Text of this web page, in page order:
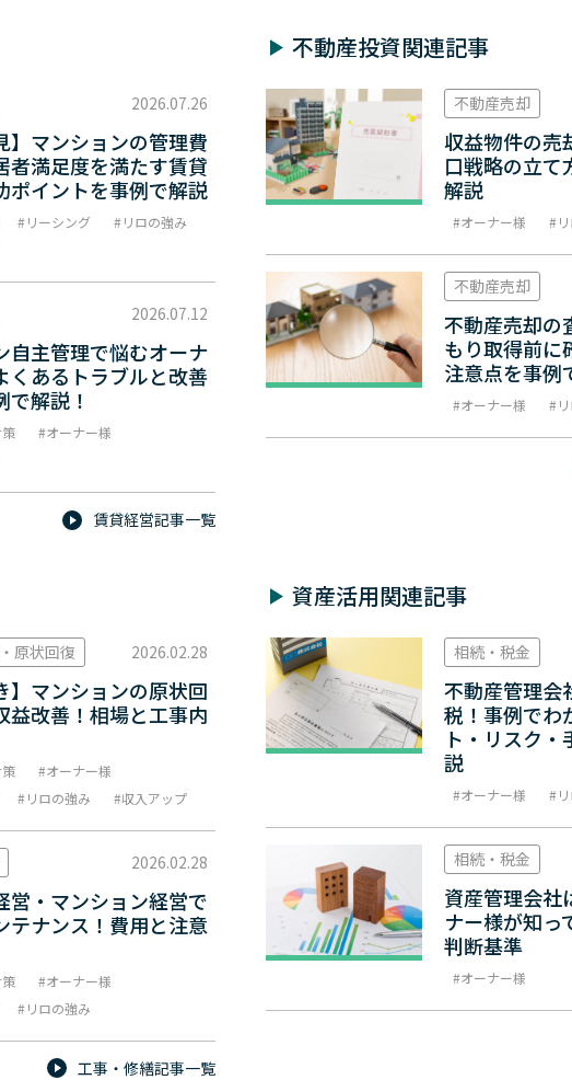
2026.07.26
】マンションの管理費
者満足度を満たす賃貸
ポイントを事例で解説
リーシング
リロの強み
2026.07.12
自主管理で悩むオーナ
くあるトラブルと改善
で解説！
オーナー様
賃貸経営記事一覧
不動産投資関連記事
不動産売却
収益物件の売
口戦略の立て
解説
オーナー様
不動産売却
不動産売却の
もり取得前に
注意点を事例
オーナー様
原状回復 2026.02.28
】マンションの原状回
益改善！相場と工事内
オーナー様
リロの強み 収入アップ
2026.02.28
営・マンション経営で
テナンス！費用と注意
オーナー様
リロの強み
工事・修繕記事一覧
資産活用関連記事
相続・税金
不動産管理会
税！事例でわ
ト・リスク
説
オーナー様
相続・税金
資産管理会社
ナー様が知っ
判断基準
オーナー様